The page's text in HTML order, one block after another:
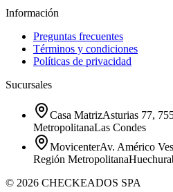
Información
Preguntas frecuentes
Términos y condiciones
Políticas de privacidad
Sucursales
Casa MatrizAsturias 77,
MetropolitanaLas Condes
MovicenterAv. Américo
Región Metropolitana
© 2026 CHECKEADOS SPA